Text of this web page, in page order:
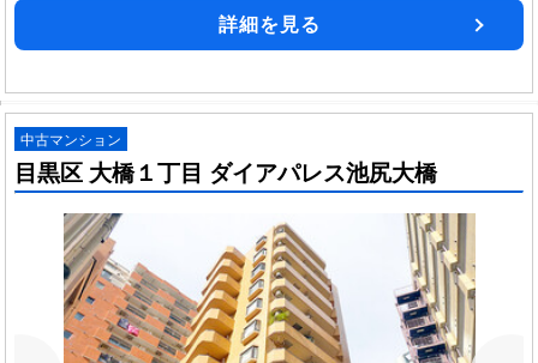
詳細を見る
中古マンション
目黒区 大橋１丁目 ダイアパレス池尻大橋